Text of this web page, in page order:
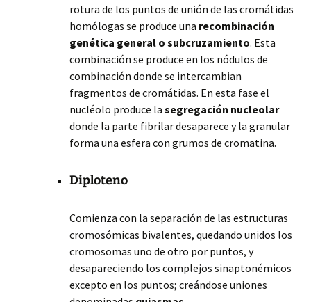
rotura de los puntos de unión de las cromátidas
homólogas se produce una recombinación
genética general o subcruzamiento. Esta
combinación se produce en los nódulos de
combinación donde se intercambian
fragmentos de cromátidas. En esta fase el
nucléolo produce la segregación nucleolar
donde la parte fibrilar desaparece y la granular
forma una esfera con grumos de cromatina.
Diploteno
Comienza con la separación de las estructuras
cromosómicas bivalentes, quedando unidos los
cromosomas uno de otro por puntos, y
desapareciendo los complejos sinaptonémicos
excepto en los puntos; creándose uniones